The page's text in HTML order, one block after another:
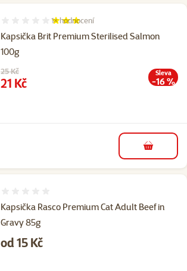
Kapsička Brit Premium Sterilised Salmon
100g
Hodnocení 60%, počet hodnocení: 1
1×hodnocení
Původní cena
25 Kč
Cena
21 Kč
Sleva
-16 %
do košíku
Kapsička Rasco Premium Cat Adult Beef in
Gravy 85g
Cena
od 15 Kč